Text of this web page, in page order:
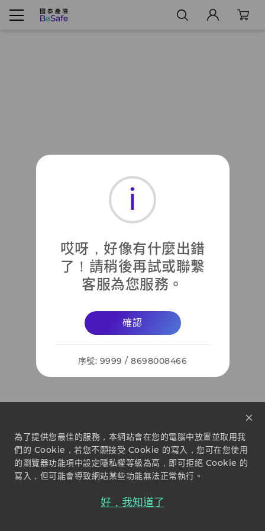
常見問題 聲明事項
為了提供您最佳的服務，本網站會在您的電腦中放置並取用我
們的 Cookie，若您不願接受 Cookie 的寫入，您可在您使用
的瀏覽器功能項中設定隱私權等級為高，即可拒絕 Cookie 的
寫入，但可能會導致網站某些功能無法正常執行。
好，我知道了
i
哎呀，好像有什麼出錯
了！請稍後再試或聯繫
客服為您服務。
確認
序號: 9999 / 8698008466